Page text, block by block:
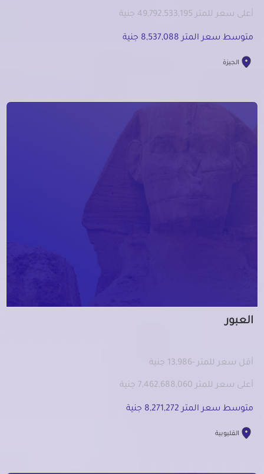
أعلى سعر للمتر 49,792,533,195 جنية
متوسط سعر المتر 8,537,088 جنية
الجيزة
العبور
أقل سعر للمتر -13,986 جنية
أعلى سعر للمتر 7,462,688,060 جنية
متوسط سعر المتر 8,271,272 جنية
القليوبية